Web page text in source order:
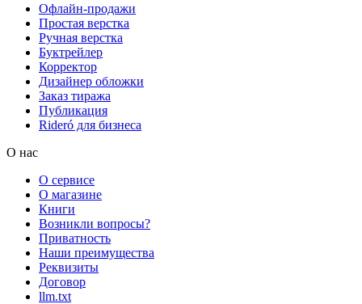
Офлайн-продажи
Простая верстка
Ручная верстка
Буктрейлер
Корректор
Дизайнер обложки
Заказ тиража
Публикация
Rideró для бизнеса
О нас
О сервисе
О магазине
Книги
Возникли вопросы?
Приватность
Наши преимущества
Реквизиты
Договор
llm.txt